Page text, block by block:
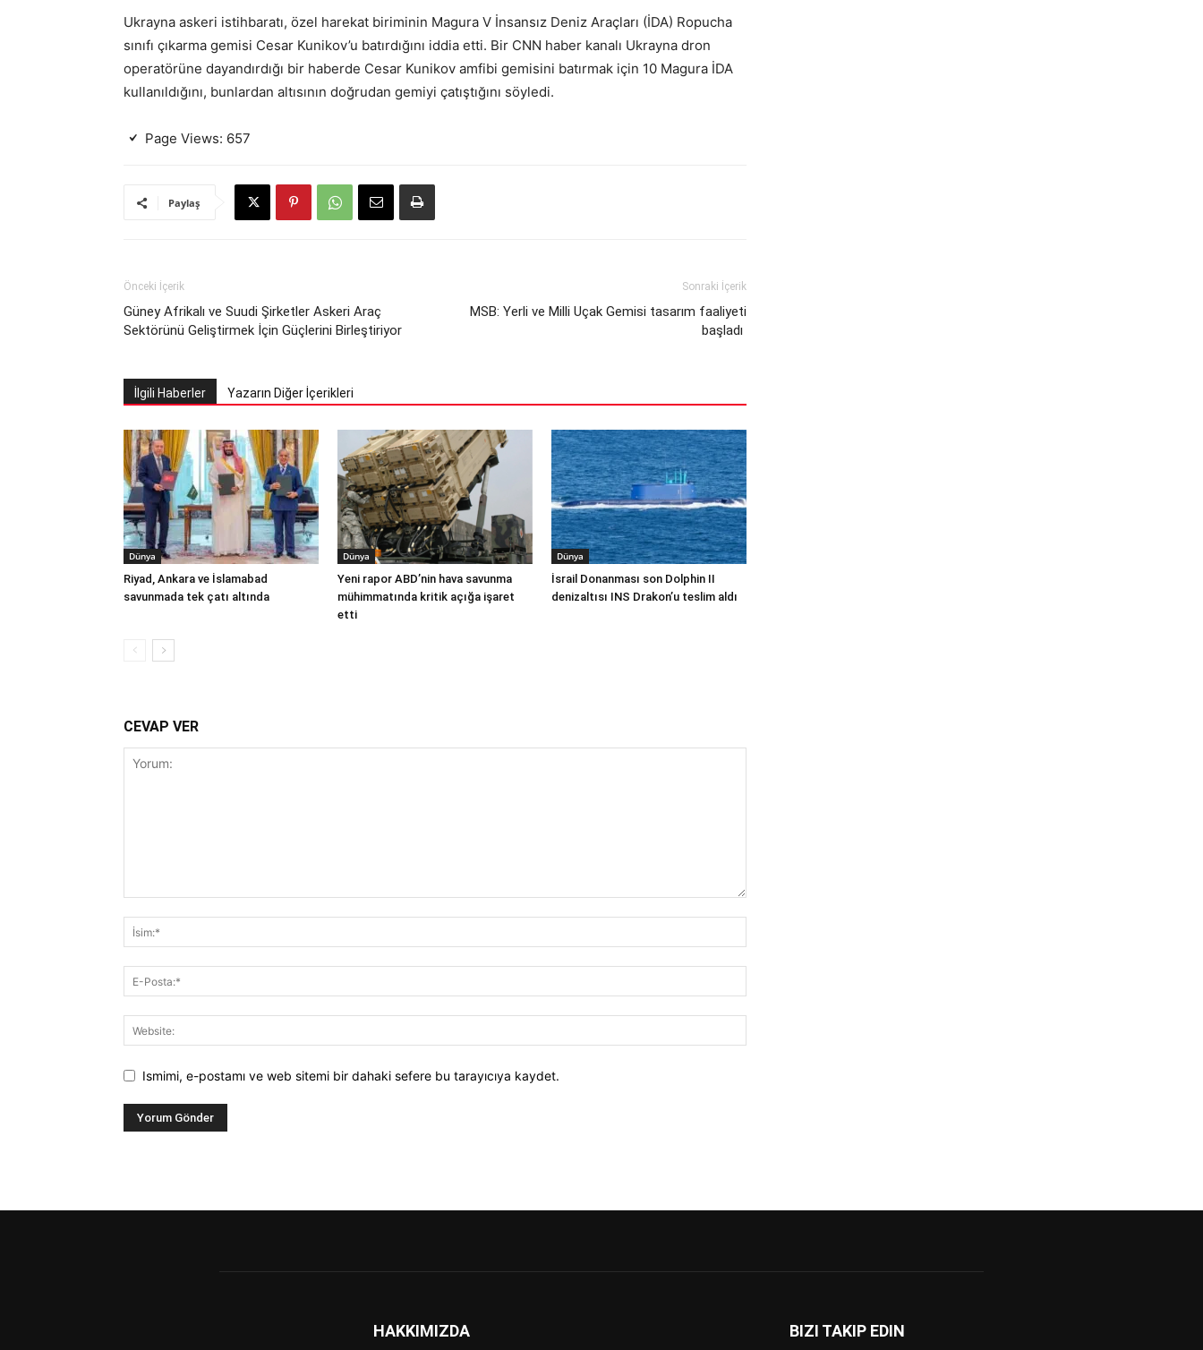
Ukrayna askeri istihbaratı, özel harekat biriminin Magura V İnsansız Deniz Araçları (İDA) Ropucha
sınıfı çıkarma gemisi Cesar Kunikov’u batırdığını iddia etti. Bir CNN haber kanalı Ukrayna dron
operatörüne dayandırdığı bir haberde Cesar Kunikov amfibi gemisini batırmak için 10 Magura İDA
kullanıldığını, bunlardan altısının doğrudan gemiyi çatıştığını söyledi.
Page Views: 657
Paylaş
Önceki İçerik
Güney Afrikalı ve Suudi Şirketler Askeri Araç
Sektörünü Geliştirmek İçin Güçlerini Birleştiriyor
Sonraki İçerik
MSB: Yerli ve Milli Uçak Gemisi tasarım faaliyeti
başladı
İlgili Haberler Yazarın Diğer İçerikleri
Dünya
Riyad, Ankara ve İslamabad
savunmada tek çatı altında
Dünya
Yeni rapor ABD’nin hava savunma
mühimmatında kritik açığa işaret
etti
Dünya
İsrail Donanması son Dolphin II
denizaltısı INS Drakon’u teslim aldı
CEVAP VER
Ismimi, e-postamı ve web sitemi bir dahaki sefere bu tarayıcıya kaydet.
HAKKIMIZDA BIZI TAKIP EDIN